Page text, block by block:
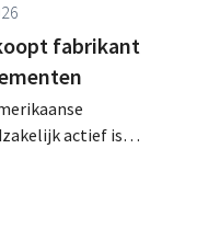
fabrikant
actief is in